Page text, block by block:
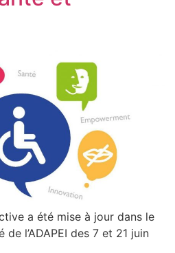
a été mise à jour dans le
l’ADAPEI des 7 et 21 juin